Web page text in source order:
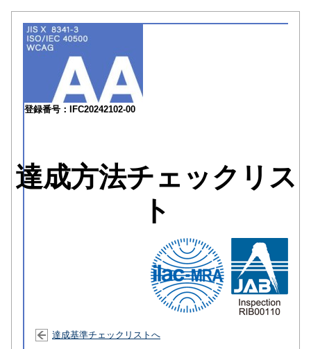
登録番号：IFC20242102-00
達成方法チェックリス
ト
達成基準チェックリストへ